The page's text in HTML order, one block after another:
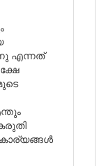
എന്നത്